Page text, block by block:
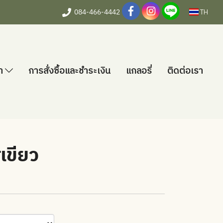
084-466-4442 TH
การสั่งซื้อและชำระเงิน แกลอรี่ ติดต่อเรา
ยว